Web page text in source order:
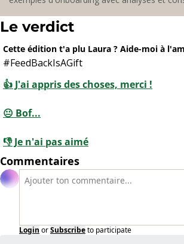
Le verdict
Cette édition t'a plu Laura ? Aide-moi à
#FeedBackIsAGift
👍 J'ai appris des choses, merci !
😐 Bof...
👎 Je n'ai pas aimé
Commentaires
Login orSubscribeto participate